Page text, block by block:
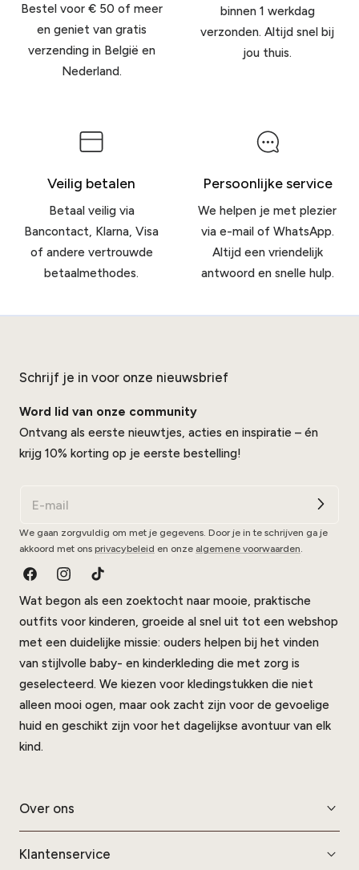
Bestel voor € 50 of meer
en geniet van gratis
verzending in België en
Nederland.
binnen 1 werkdag
verzonden. Altijd snel bij
jou thuis.
Veilig betalen
Betaal veilig via
Bancontact, Klarna, Visa
of andere vertrouwde
betaalmethodes.
Persoonlijke service
We helpen je met plezier
via e-mail of WhatsApp.
Altijd een vriendelijk
antwoord en snelle hulp.
Wat begon als een zoektocht naar mooie, praktische
outfits voor kinderen, groeide al snel uit tot een webshop
met een duidelijke missie: ouders helpen bij het vinden
van stijlvolle baby- en kinderkleding die met zorg is
geselecteerd. We kiezen voor kledingstukken die niet
alleen mooi ogen, maar ook zacht zijn voor de gevoelige
huid en geschikt zijn voor het dagelijkse avontuur van elk
kind.
Over ons
Klantenservice
Schrijf je in voor onze nieuwsbrief
Word lid van onze community
Ontvang als eerste nieuwtjes, acties en inspiratie – én
krijg 10% korting op je eerste bestelling!
We gaan zorgvuldig om met je gegevens. Door je in te schrijven ga je
akkoord met ons privacybeleid en onze algemene voorwaarden.
FacebookInstagramTikTok